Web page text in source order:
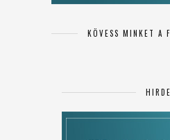
KÖVESS MINKET A